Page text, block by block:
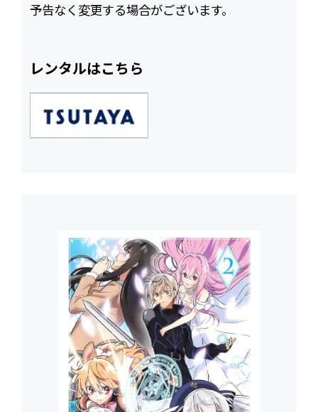
予告なく変更する場合がございます。
レンタルはこちら